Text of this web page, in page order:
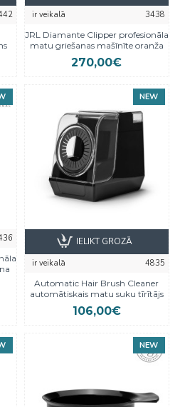
ir veikalā
3438
JRL Diamante Clipper profesionāla
matu griešanas mašīnīte oranža
270,00€
NEW
ir veikalā
4835
Automatic Hair Brush Cleaner
automātiskais matu suku tīrītājs
106,00€
IELIKT GROZĀ
NEW